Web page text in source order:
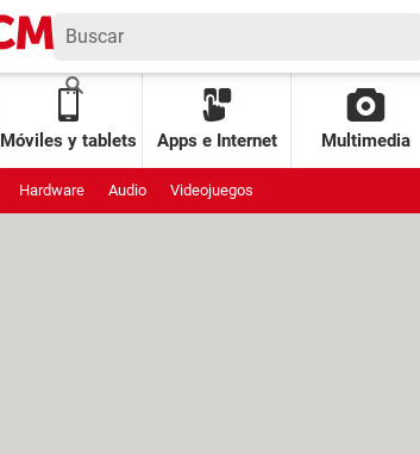
Móviles y tablets Apps e Internet Multimedia
Hardware Audio Videojuegos